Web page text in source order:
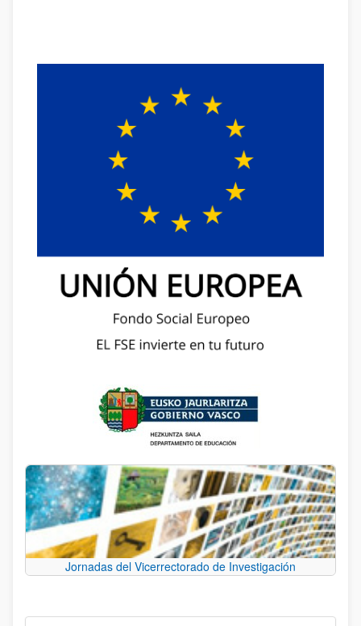
Jornadas del Vicerrectorado de Investigación